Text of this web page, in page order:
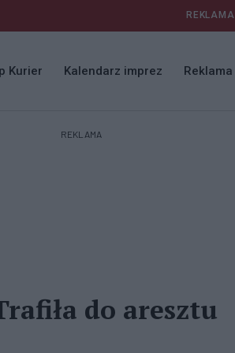
REKLAMA
Kurier Kalendarz imprez Reklama
REKLAMA
do aresztu